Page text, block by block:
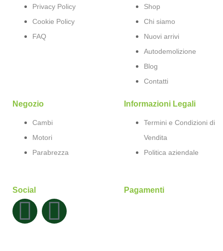
Privacy Policy
Cookie Policy
FAQ
Shop
Chi siamo
Nuovi arrivi
Autodemolizione
Blog
Contatti
Negozio
Cambi
Motori
Parabrezza
Informazioni Legali
Termini e Condizioni di
Vendita
Politica aziendale
Social Pagamenti